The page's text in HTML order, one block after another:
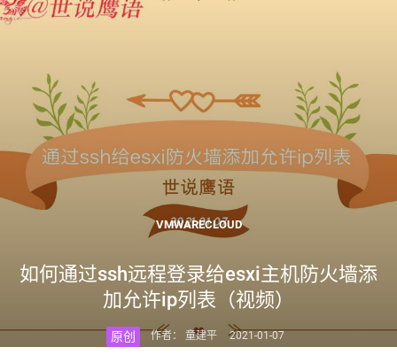
VMWARECLOUD
如何通过ssh远程登录给esxi主机防火墙添
加允许ip列表（视频）
原创 作者： 童建平 2021-01-07